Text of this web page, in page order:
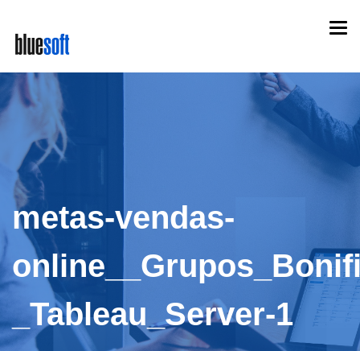
main
content
metas-vendas-
_Tableau_Server-1